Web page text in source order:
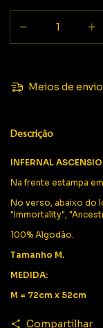
Meios de envio
Descrição
INFERNAL
Na frente estampa
No verso, abaixo do
"Immortality",
100% Algodão.
Tamanho M.
MEDIDA:
M = 72cm x 52cm
Compartilhar